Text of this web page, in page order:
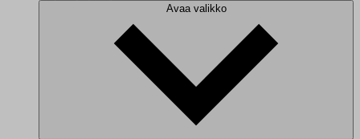
Avaa valikko